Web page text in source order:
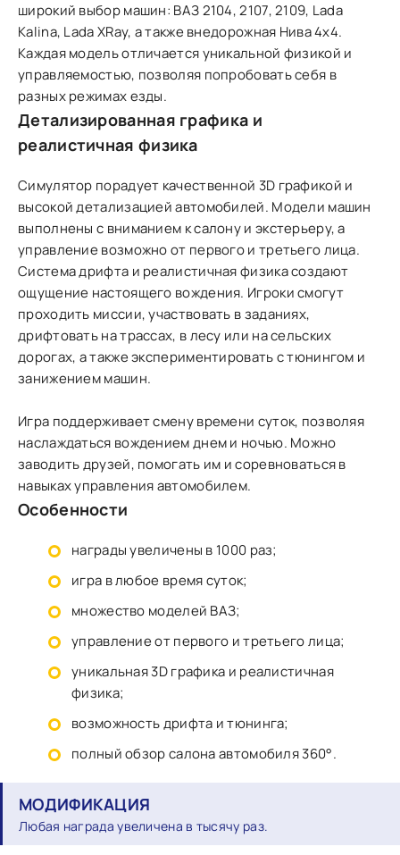
широкий выбор машин: ВАЗ 2104, 2107, 2109, Lada
Kalina, Lada XRay, а также внедорожная Нива 4x4.
Каждая модель отличается уникальной физикой и
управляемостью, позволяя попробовать себя в
разных режимах езды.
Детализированная графика и
реалистичная физика
Симулятор порадует качественной 3D графикой и
высокой детализацией автомобилей. Модели машин
выполнены с вниманием к салону и экстерьеру, а
управление возможно от первого и третьего лица.
Система дрифта и реалистичная физика создают
ощущение настоящего вождения. Игроки смогут
проходить миссии, участвовать в заданиях,
дрифтовать на трассах, в лесу или на сельских
дорогах, а также экспериментировать с тюнингом и
занижением машин.
Игра поддерживает смену времени суток, позволяя
наслаждаться вождением днем и ночью. Можно
заводить друзей, помогать им и соревноваться в
навыках управления автомобилем.
Особенности
награды увеличены в 1000 раз;
игра в любое время суток;
множество моделей ВАЗ;
управление от первого и третьего лица;
уникальная 3D графика и реалистичная
физика;
возможность дрифта и тюнинга;
полный обзор салона автомобиля 360°.
МОДИФИКАЦИЯ
Любая награда увеличена в тысячу раз.